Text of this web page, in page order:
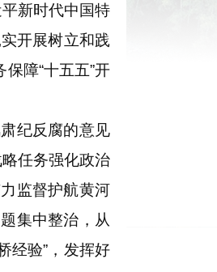
新时代中国特
开展树立和践
障“十五五”开
纪反腐的意见
任务强化政治
监督护航黄河
集中整治，从
经验”，发挥好